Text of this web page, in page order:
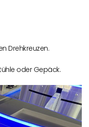
Drehkreuzen.
oder Gepäck.